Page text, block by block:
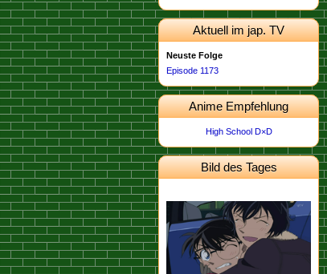
Aktuell im jap. TV
Neuste Folge
Episode 1173
Anime Empfehlung
High School D×D
Bild des Tages
Dieses Bild stammt von der
Episode 674
.
Schon gewusst, dass Kogoro eine
Narbe an der Schulter hat, die er sich
angeblich bei einem Baseballspiel